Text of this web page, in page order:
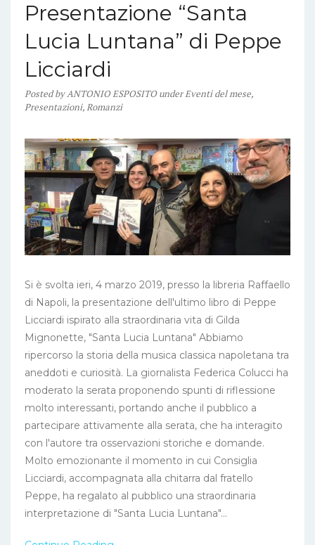
Presentazione “Santa
Lucia Luntana” di Peppe
Licciardi
PostedbyANTONIO ESPOSITO underEventi del mese,
Presentazioni, Romanzi
Si è svolta ieri, 4 marzo 2019, presso la libreria Raffaello
di Napoli, la presentazione dell'ultimo libro di Peppe
Licciardi ispirato alla straordinaria vita di Gilda
Mignonette, "Santa Lucia Luntana" Abbiamo
ripercorso la storia della musica classica napoletana tra
aneddoti e curiosità. La giornalista Federica Colucci ha
moderato la serata proponendo spunti di riflessione
molto interessanti, portando anche il pubblico a
partecipare attivamente alla serata, che ha interagito
con l'autore tra osservazioni storiche e domande.
Molto emozionante il momento in cui Consiglia
Licciardi, accompagnata alla chitarra dal fratello
Peppe, ha regalato al pubblico una straordinaria
interpretazione di "Santa Lucia Luntana"...